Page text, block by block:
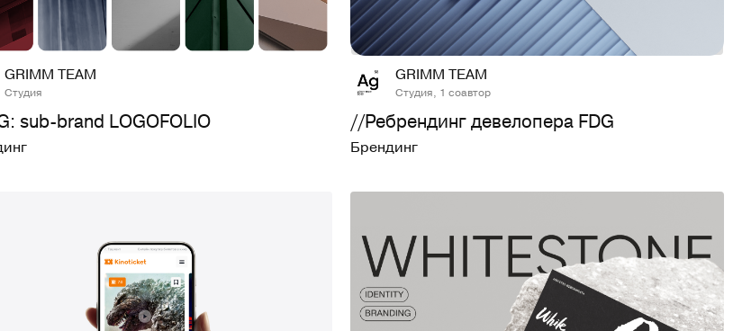
862
GRIMM TEAM
Студия
sub-brand LOGOFOLIO
GRIMM TEAM
Студия, 1 соавтор
//Ребрендинг девелопера FDG
Брендинг